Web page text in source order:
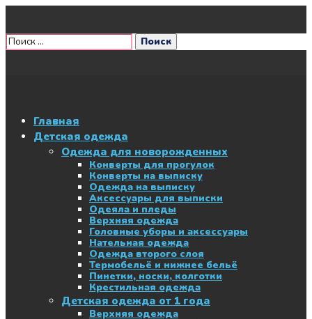
Главная
Детская одежда
Одежда для новорожденных
Конверты для прогулок
Конверты на выписку
Одежда на выписку
Аксессуары для выписки
Одеяла и пледы
Верхняя одежда
Головные уборы и аксессуары
Нательная одежда
Одежда второго слоя
Термобельё и нижнее бельё
Пинетки, носки, колготки
Крестильная одежда
Детская одежда от 1 года
Верхняя одежда